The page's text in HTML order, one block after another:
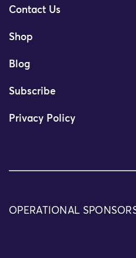
Contact Us
Shop
Blog
Subscribe
Privacy Policy
OPERATIONAL